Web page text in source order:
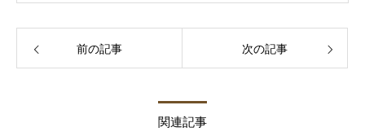
前の記事 次の記事
関連記事